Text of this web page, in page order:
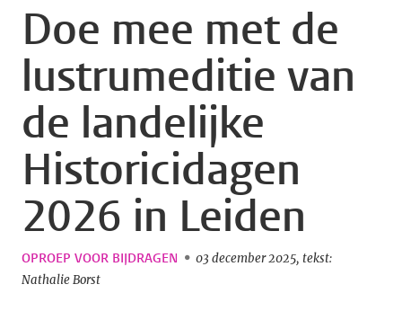
Doe mee met de
lustrumeditie van
de landelijke
Historicidagen
2026 in Leiden
OPROEP VOOR BIJDRAGEN 03 december 2025 tekst:
Nathalie Borst